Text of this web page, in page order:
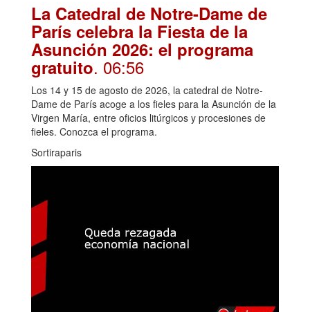
La Catedral de Notre-Dame de
París celebra la Fiesta de la
Asunción 2026: el programa
gratuito. 06:56
Los 14 y 15 de agosto de 2026, la catedral de Notre-
Dame de París acoge a los fieles para la Asunción de la
Virgen María, entre oficios litúrgicos y procesiones de
fieles. Conozca el programa.
Sortiraparis